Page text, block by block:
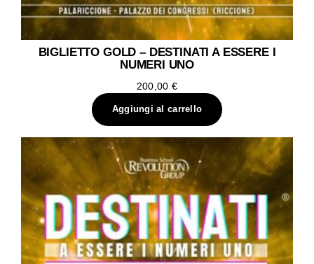
BIGLIETTO GOLD – DESTINATI A ESSERE I
NUMERI UNO
200,00 €
Aggiungi al carrello